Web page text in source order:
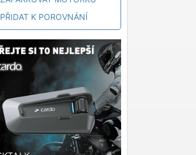
PŘIDAT K POROVNÁNÍ